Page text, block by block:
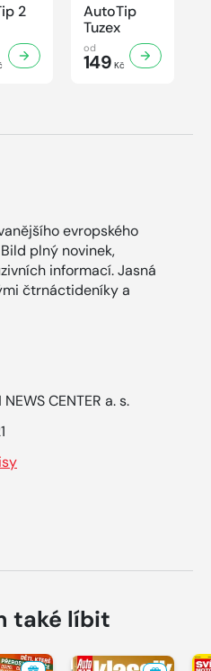
2
AutoTip
Tuzex
od
149 Kč
evropského
plný novinek,
informací. Jasná
čtrnáctideníky a
NEWS CENTER a. s.
také líbit